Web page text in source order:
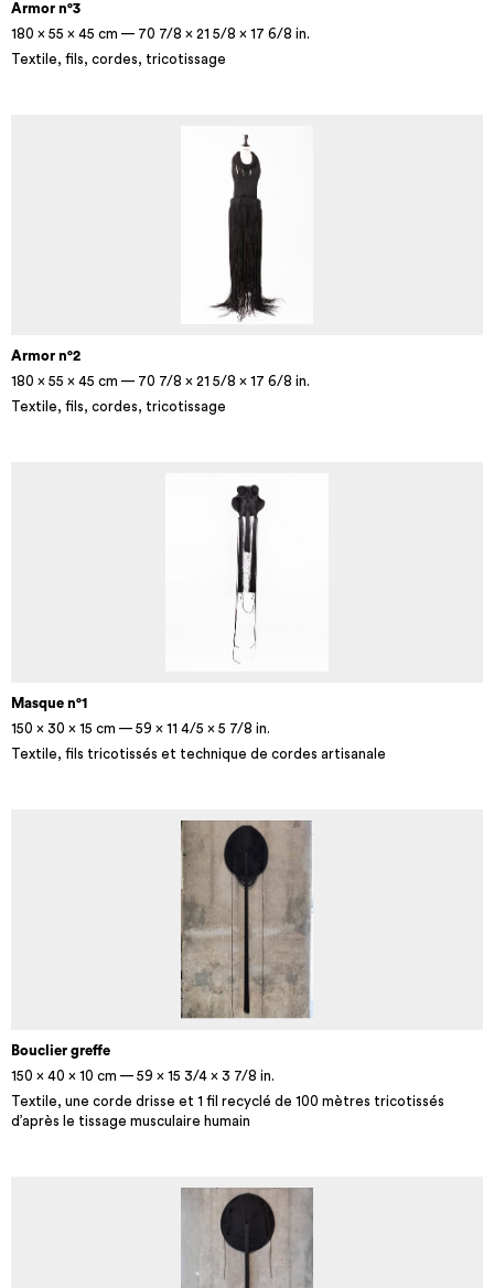
Armor n°3
180 × 55 × 45 cm — 70 7/8 × 21 5/8 × 17 6/8 in.
Textile, fils, cordes, tricotissage
Armor n°2
180 × 55 × 45 cm — 70 7/8 × 21 5/8 × 17 6/8 in.
Textile, fils, cordes, tricotissage
Masque n°1
150 × 30 × 15 cm — 59 × 11 4/5 × 5 7/8 in.
Textile, fils tricotissés et technique de cordes artisanale
Bouclier greffe
150 × 40 × 10 cm — 59 × 15 3/4 × 3 7/8 in.
Textile, une corde drisse et 1 fil recyclé de 100 mètres tricotissés
d’après le tissage musculaire humain